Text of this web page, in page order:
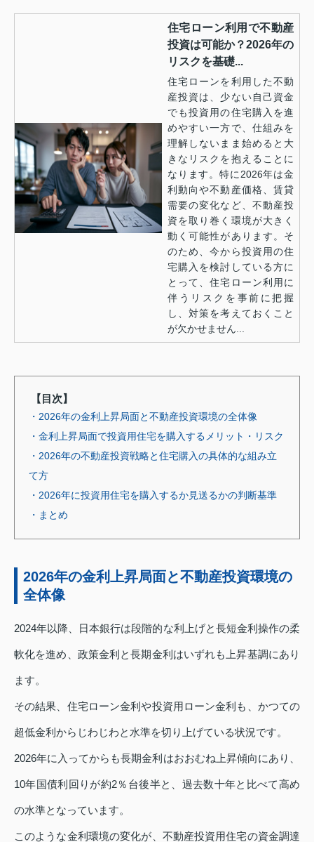
住宅ローン利用で不動産
投資は可能か？2026年の
リスクを基礎...
住宅ローンを利用した不動
産投資は、少ない自己資金
でも投資用の住宅購入を進
めやすい一方で、仕組みを
理解しないまま始めると大
きなリスクを抱えることに
なります。特に2026年は金
利動向や不動産価格、賃貸
需要の変化など、不動産投
資を取り巻く環境が大きく
動く可能性があります。そ
のため、今から投資用の住
宅購入を検討している方に
とって、住宅ローン利用に
伴うリスクを事前に把握
し、対策を考えておくこと
が欠かせません...
【目次】
・2026年の金利上昇局面と不動産投資環境の全体像
・金利上昇局面で投資用住宅を購入するメリット・リスク
・2026年の不動産投資戦略と住宅購入の具体的な組み立
て方
・2026年に投資用住宅を購入するか見送るかの判断基準
・まとめ
2026年の金利上昇局面と不動産投資環境の
全体像
2024年以降、日本銀行は段階的な利上げと長短金利操作の柔
軟化を進め、政策金利と長期金利はいずれも上昇基調にあり
ます。
その結果、住宅ローン金利や投資用ローン金利も、かつての
超低金利からじわじわと水準を切り上げている状況です。
2026年に入ってからも長期金利はおおむね上昇傾向にあり、
10年国債利回りが約2％台後半と、過去数十年と比べて高め
の水準となっています。
このような金利環境の変化が、不動産投資用住宅の資金調達